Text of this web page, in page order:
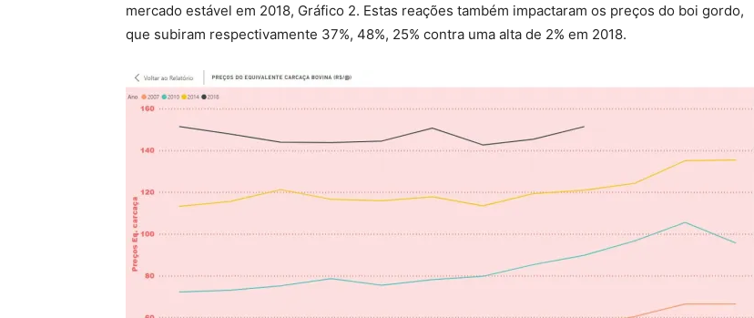
mercado estável em 2018, Gráfico 2. Estas reações também impactaram os preços do boi gordo,
que subiram respectivamente 37%, 48%, 25% contra uma alta de 2% em 2018.